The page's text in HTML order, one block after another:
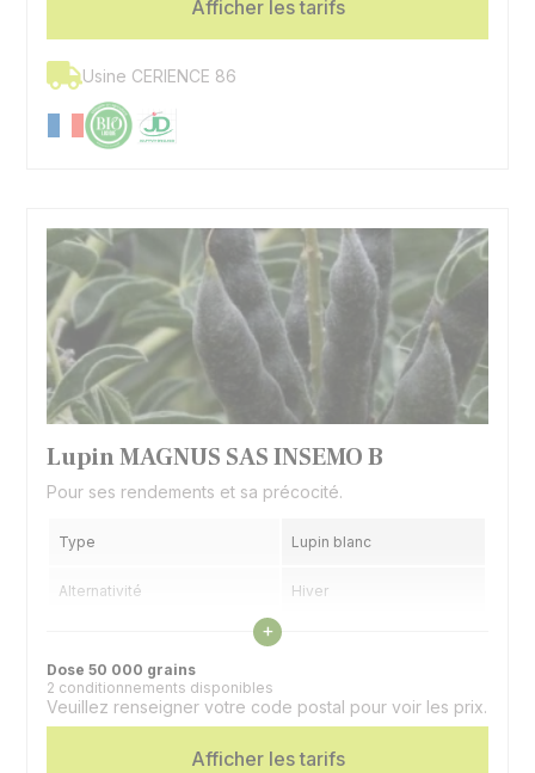
Afficher les tarifs
Usine CERIENCE 86
Lupin MAGNUS SAS INSEMO B
Pour ses rendements et sa précocité.
Type Lupin blanc
Alternativité Hiver
Utilisation
Voir les caractéristiques
+
Dose 50 000 grains
2 conditionnements disponibles
Veuillez renseigner votre code postal pour voir les prix.
Afficher les tarifs